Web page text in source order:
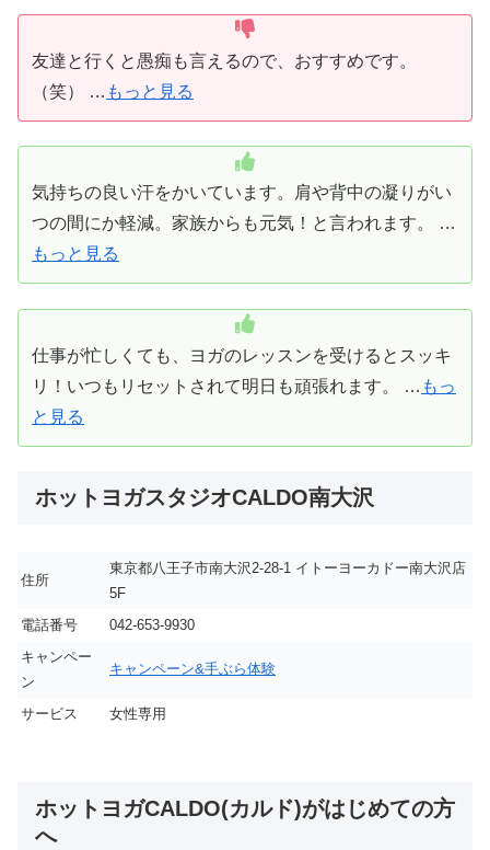
友達と行くと愚痴も言えるので、おすすめです。
（笑） … もっと見る
気持ちの良い汗をかいています。肩や背中の凝りがい
つの間にか軽減。家族からも元気！と言われます。 …
もっと見る
仕事が忙しくても、ヨガのレッスンを受けるとスッキ
リ！いつもリセットされて明日も頑張れます。 … もっ
と見る
ホットヨガスタジオCALDO南大沢
住所
東京都八王子市南大沢2-28-1 イトーヨーカドー南大沢店
5F
電話番号
042-653-9930
キャンペー
ン
キャンペーン&手ぶら体験
サービス 女性専用
ホットヨガCALDO(カルド)がはじめての方
へ